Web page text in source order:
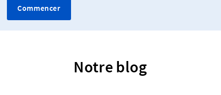
Commencer
Notre blog